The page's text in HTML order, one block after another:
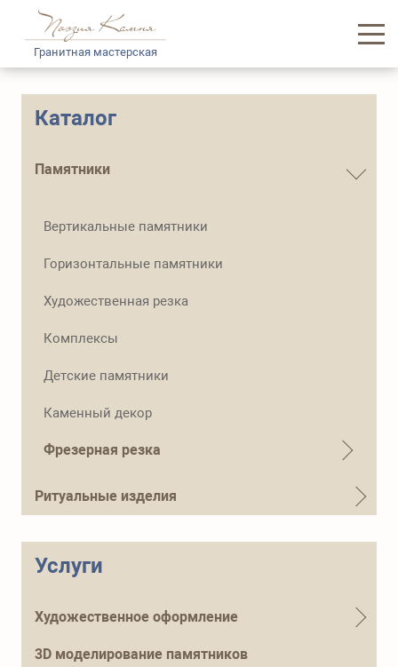
Гранитная мастерская
Доставка и логистика
+7 (915) 644-01-54
Каталог
Памятники
Вертикальные памятники
Горизонтальные памятники
Художественная резка
Комплексы
Детские памятники
Каменный декор
Фрезерная резка
Ритуальные изделия
Услуги
Художественное оформление
3D моделирование памятников